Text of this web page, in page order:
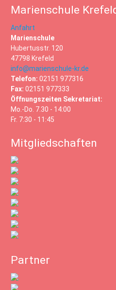
Marienschule
Anfahrt
Marienschule
Hubertusstr. 120
47798 Krefeld
info@marienschule-kr.de
Telefon: 02151 977316
Fax: 02151 977333
Öffnungszeiten Sekretariat:
Mo.-Do. 7.30 - 14:00
Fr. 7:30 - 11:45
Mitgliedschaften
Partner